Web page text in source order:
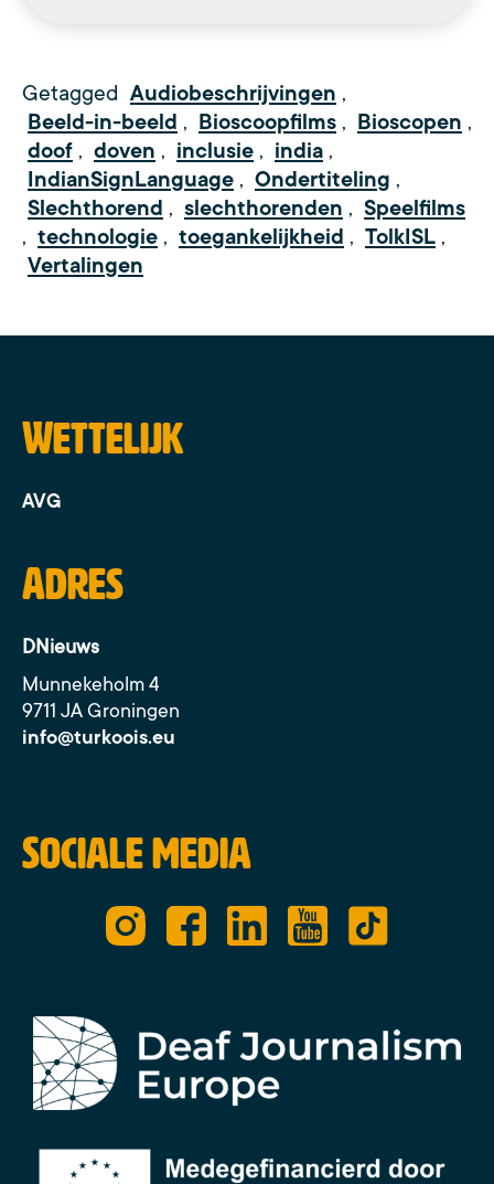
Getagged Audiobeschrijvingen ,
Beeld-in-beeld , Bioscoopfilms , Bioscopen ,
doof , doven , inclusie , india ,
IndianSignLanguage , Ondertiteling ,
Slechthorend , slechthorenden , Speelfilms
, technologie , toegankelijkheid , TolkISL ,
Vertalingen
Wettelijk
AVG
Adres
DNieuws
Munnekeholm 4
9711 JA Groningen
info@turkoois.eu
Sociale media